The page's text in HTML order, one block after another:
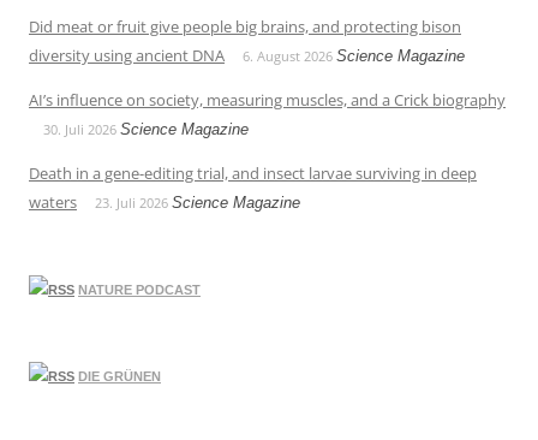
Did meat or fruit give people big brains, and protecting bison
diversity using ancient DNA
6. August 2026 Science Magazine
AI’s influence on society, measuring muscles, and a Crick biography
30. Juli 2026 Science Magazine
Death in a gene-editing trial, and insect larvae surviving in deep
waters
23. Juli 2026 Science Magazine
NATURE PODCAST
DIE GRÜNEN